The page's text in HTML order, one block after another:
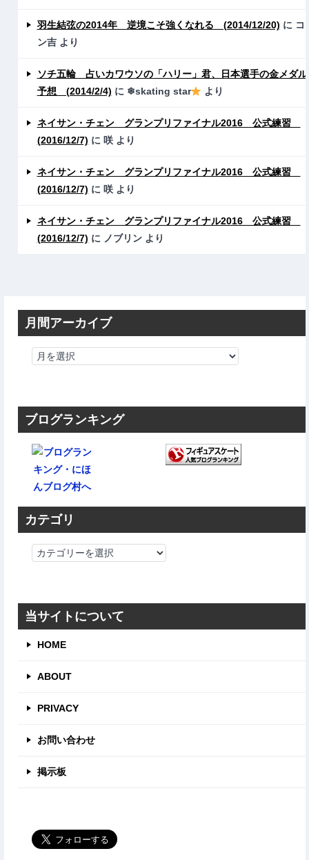
羽生結弦の2014年 逆境こそ強くなれる (2014/12/20) に コ
ン吉より
ソチ五輪 占いカワウソの「ハリー」君、日本選手の金メダル
予想 (2014/2/4) に ❄skating star より
ネイサン・チェン グランプリファイナル2016 公式練習
(2016/12/7) に 咲より
ネイサン・チェン グランプリファイナル2016 公式練習
(2016/12/7) に 咲より
ネイサン・チェン グランプリファイナル2016 公式練習
(2016/12/7) に ノブリンより
月間アーカイブ
ブログランキング
カテゴリ
カ
リ
当サイトについて
HOME
ABOUT
PRIVACY
お問い合わせ
掲示板